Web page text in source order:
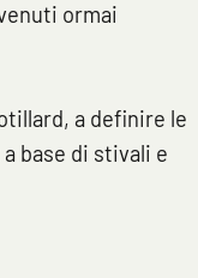
ormai
a definire le
base di stivali e